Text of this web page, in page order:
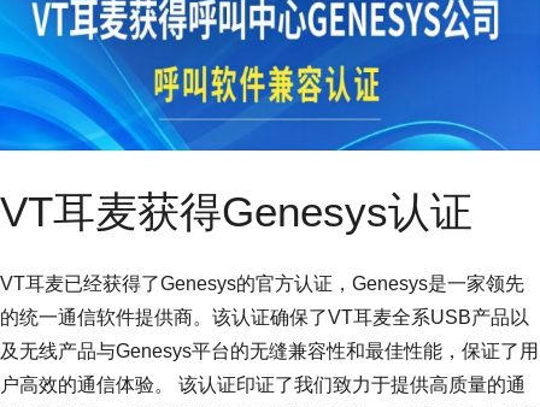
VT耳麦获得Genesys认证
VT耳麦已经获得了Genesys的官方认证，Genesys是一家领先
的统一通信软件提供商。该认证确保了VT耳麦全系USB产品以
及无线产品与Genesys平台的无缝兼容性和最佳性能，保证了用
户高效的通信体验。 该认证印证了我们致力于提供高质量的通